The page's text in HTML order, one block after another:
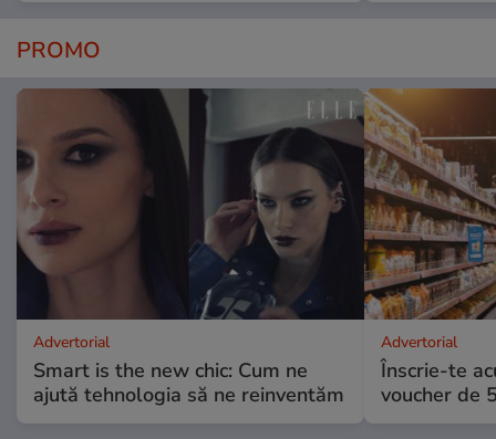
PROMO
Advertorial
Smart is the new chic: Cum ne
ajută tehnologia să ne reinventăm
Advertorial
Înscrie-te
voucher de